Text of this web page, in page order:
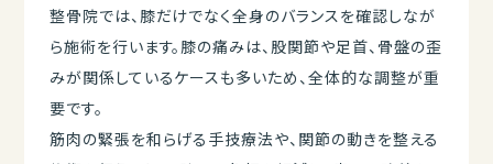
整骨院では、膝だけでなく全身のバランスを確認しなが
ら施術を行います。膝の痛みは、股関節や足首、骨盤の歪
みが関係しているケースも多いため、全体的な調整が重
要です。
筋肉の緊張を和らげる手技療法や、関節の動きを整える